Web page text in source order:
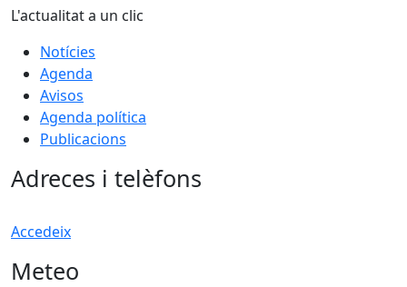
L'actualitat a un clic
Notícies
Agenda
Avisos
Agenda política
Publicacions
Adreces i telèfons
Accedeix
Meteo